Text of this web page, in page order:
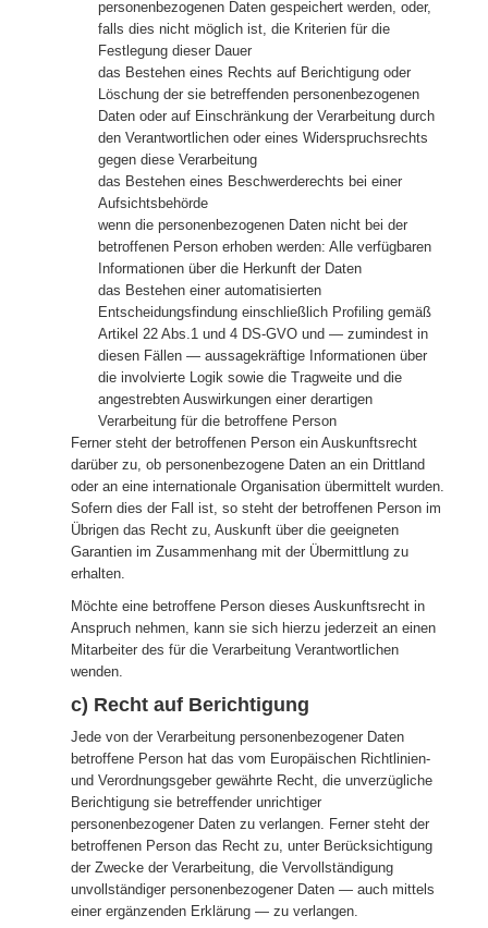
personenbezogenen Daten gespeichert werden, oder,
falls dies nicht möglich ist, die Kriterien für die
Festlegung dieser Dauer
das Bestehen eines Rechts auf Berichtigung oder
Löschung der sie betreffenden personenbezogenen
Daten oder auf Einschränkung der Verarbeitung durch
den Verantwortlichen oder eines Widerspruchsrechts
gegen diese Verarbeitung
das Bestehen eines Beschwerderechts bei einer
Aufsichtsbehörde
wenn die personenbezogenen Daten nicht bei der
betroffenen Person erhoben werden: Alle verfügbaren
Informationen über die Herkunft der Daten
das Bestehen einer automatisierten
Entscheidungsfindung einschließlich Profiling gemäß
Artikel 22 Abs.1 und 4 DS-GVO und — zumindest in
diesen Fällen — aussagekräftige Informationen über
die involvierte Logik sowie die Tragweite und die
angestrebten Auswirkungen einer derartigen
Verarbeitung für die betroffene Person
Ferner steht der betroffenen Person ein Auskunftsrecht
darüber zu, ob personenbezogene Daten an ein Drittland
oder an eine internationale Organisation übermittelt wurden.
Sofern dies der Fall ist, so steht der betroffenen Person im
Übrigen das Recht zu, Auskunft über die geeigneten
Garantien im Zusammenhang mit der Übermittlung zu
erhalten.
Möchte eine betroffene Person dieses Auskunftsrecht in
Anspruch nehmen, kann sie sich hierzu jederzeit an einen
Mitarbeiter des für die Verarbeitung Verantwortlichen
wenden.
c) Recht auf Berichtigung
Jede von der Verarbeitung personenbezogener Daten
betroffene Person hat das vom Europäischen Richtlinien-
und Verordnungsgeber gewährte Recht, die unverzügliche
Berichtigung sie betreffender unrichtiger
personenbezogener Daten zu verlangen. Ferner steht der
betroffenen Person das Recht zu, unter Berücksichtigung
der Zwecke der Verarbeitung, die Vervollständigung
unvollständiger personenbezogener Daten — auch mittels
einer ergänzenden Erklärung — zu verlangen.